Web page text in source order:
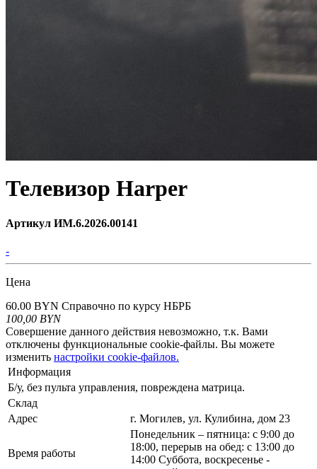
Телевизор Harper
Артикул ИМ.6.2026.00141
-
Цена
60.00 BYN Справочно по курсу НБРБ
100,00 BYN
Совершение данного действия невозможно, т.к. Вами
отключены функциональные cookie-файлы. Вы можете
изменить настройки cookie-файлов.
Информация
Б/у, без пульта управления, повреждена матрица.
Склад
Адрес
г. Могилев, ул. Кулибина, дом 23
Время работы
Понедельник – пятница: с 9:00 до
18:00, перерыв на обед: с 13:00 до
14:00 Суббота, воскресенье -